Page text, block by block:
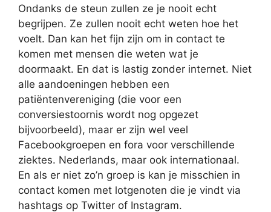
Ondanks de steun zullen ze je nooit echt
begrijpen. Ze zullen nooit echt weten hoe het
voelt. Dan kan het fijn zijn om in contact te
komen met mensen die weten wat je
doormaakt. En dat is lastig zonder internet. Niet
alle aandoeningen hebben een
patiëntenvereniging (die voor een
conversiestoornis wordt nog opgezet
bijvoorbeeld), maar er zijn wel veel
Facebookgroepen en fora voor verschillende
ziektes. Nederlands, maar ook internationaal.
En als er niet zo’n groep is kan je misschien in
contact komen met lotgenoten die je vindt via
hashtags op Twitter of Instagram.